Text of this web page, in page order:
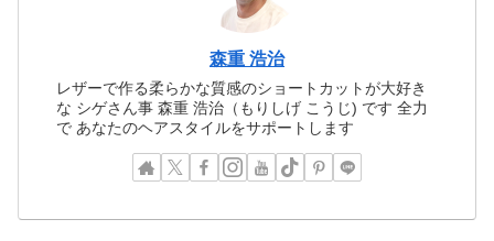
森重 浩治
レザーで作る柔らかな質感のショートカットが大好き
な シゲさん事 森重 浩治（もりしげ こうじ) です 全力
で あなたのヘアスタイルをサポートします